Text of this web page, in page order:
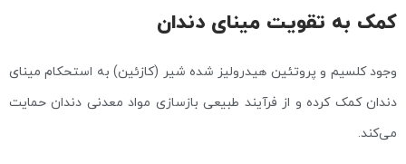
کمک به تقویت مینای دندان
وجود کلسیم و پروتئین هیدرولیز شده شیر (کازئین) به استحکام مینای
دندان کمک کرده و از فرآیند طبیعی بازسازی مواد معدنی دندان حمایت
می‌کند.